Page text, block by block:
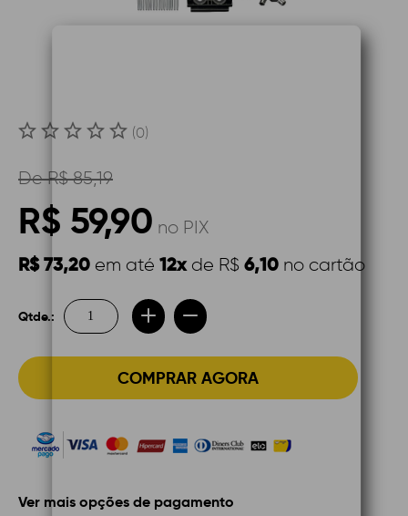
(0)
DeR$ 85,19
R$ 59,90 no PIX
R$ 73,20 em até 12xde R$ 6,10 no cartão
Qtde.:
COMPRAR AGORA
Ver mais opções de pagamento